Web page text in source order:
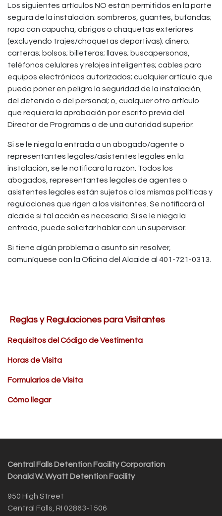
Los siguientes artículos NO están permitidos en la parte
segura de la instalación: sombreros, guantes, bufandas;
ropa con capucha, abrigos o chaquetas exteriores
(excluyendo trajes/chaquetas deportivas); dinero;
carteras; bolsos; billeteras; llaves; buscapersonas,
teléfonos celulares y relojes inteligentes; cables para
equipos electrónicos autorizados; cualquier artículo que
pueda poner en peligro la seguridad de la instalación,
del detenido o del personal; o, cualquier otro artículo
que requiera la aprobación por escrito previa del
Director de Programas o de una autoridad superior.
Si se le niega la entrada a un abogado/agente o
representantes legales/asistentes legales en la
instalación, se le notificará la razón. Todos los
abogados, representantes legales de agentes o
asistentes legales están sujetos a las mismas políticas y
regulaciones que rigen a los visitantes. Se notificará al
alcaide si tal acción es necesaria. Si se le niega la
entrada, puede solicitar hablar con un supervisor.
Si tiene algún problema o asunto sin resolver,
comuníquese con la Oficina del Alcaide al 401-721-0313.
Reglas y Regulaciones para Visitantes
Requisitos del Código de Vestimenta
Horas de Visita
Formularios de Visita
Cómo llegar
Central Falls Detention Facility Corporation
Donald W. Wyatt Detention Facility
950 High Street
Central Falls, RI 02863-1506